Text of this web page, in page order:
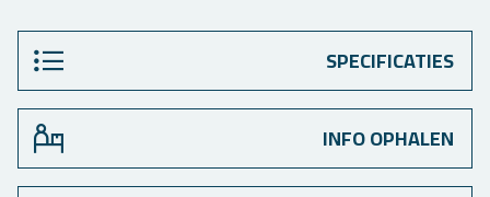
SPECIFICATIES
INFO OPHALEN